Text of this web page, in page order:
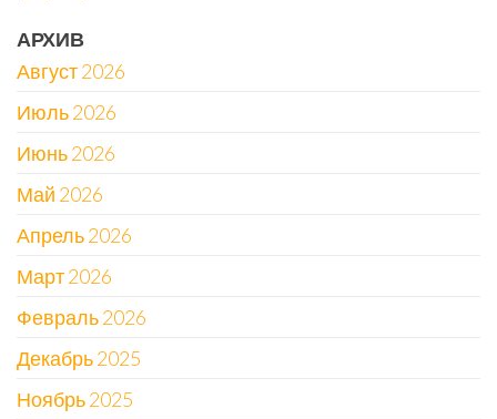
АРХИВ
Август 2026
Июль 2026
Июнь 2026
Май 2026
Апрель 2026
Март 2026
Февраль 2026
Декабрь 2025
Ноябрь 2025